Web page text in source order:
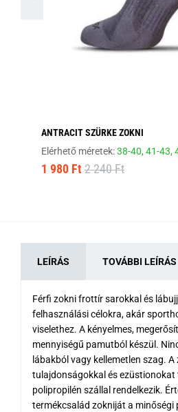
ANTRACIT SZÜRKE ZOKNI
Elérhető méretek:38-40,41-43,
1 980 Ft 2 240 Ft
LEÍRÁS TOVÁBBI LEÍRÁS
Férfi zokni frottír sarokkal és
felhasználási célokra, akár
viselethez. A kényelmes,
mennyiségű pamutból készül.
lábakból vagy kellemetlen szag.
tulajdonságokkal és
polipropilén szállal rendelkezik.
termékcsalád zokniját a minőségi